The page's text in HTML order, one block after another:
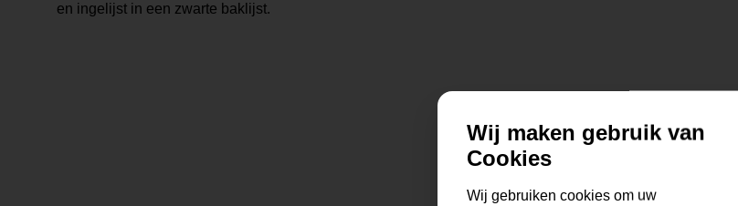
en ingelijst in een zwarte baklijst.
Wij maken gebruik van
Cookies
Wij gebruiken cookies om uw